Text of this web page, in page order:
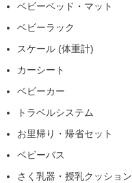
ベビーベッド・マット
ベビーラック
スケール (体重計)
カーシート
ベビーカー
トラベルシステム
お里帰り・帰省セット
ベビーバス
さく乳器・授乳クッション